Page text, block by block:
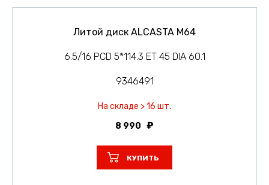
Литой диск ALCASTA M64
6.5/16 PCD 5*114.3 ET 45 DIA 60.1
9346491
На складе > 16 шт.
8 990
КУПИТЬ